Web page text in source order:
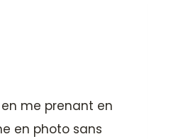
me prenant en
en photo sans